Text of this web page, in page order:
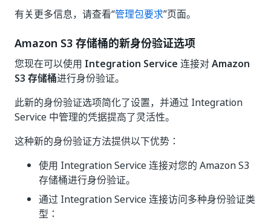
有关更多信息，请查看“管理包要求”页面。
Amazon S3 存储桶的新身份验证选项
您现在可以使用 Integration Service 连接对Amazon
S3 存储桶进行身份验证。
此新的身份验证选项简化了设置，并通过 Integration
Service 中管理的凭据提高了灵活性。
这种新的身份验证方法提供以下优势：
使用 Integration Service 连接对您的 Amazon S3
存储桶进行身份验证。
通过 Integration Service 连接访问多种身份验证类
型：